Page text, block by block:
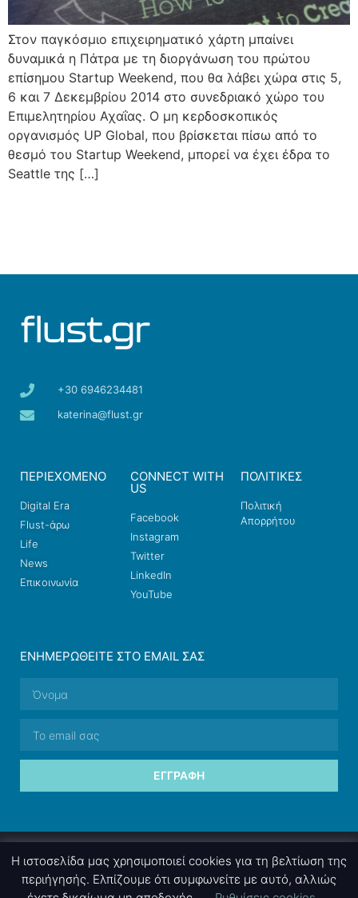
Στον παγκόσμιο επιχειρηματικό χάρτη μπαίνει
δυναμικά η Πάτρα με τη διοργάνωση του πρώτου
επίσημου Startup Weekend, που θα λάβει χώρα στις 5,
6 και 7 Δεκεμβρίου 2014 στο συνεδριακό χώρο του
Επιμελητηρίου Αχαΐας. Ο μη κερδοσκοπικός
οργανισμός UP Global, που βρίσκεται πίσω από το
θεσμό του Startup Weekend, μπορεί να έχει έδρα το
Seattle της […]
+30 6946234481
katerina@flust.gr
ΠΕΡΙΕΧΟΜΕΝΟ
Digital Era
Flust-άρω
Life
News
Επικοινωνία
CONNECT WITH
US
Facebook
Instagram
Twitter
LinkedIn
YouTube
ΠΟΛΙΤΙΚΕΣ
Πολιτική
Απορρήτου
ΕΝΗΜΕΡΩΘΕΊΤΕ ΣΤΟ EMAIL ΣΑΣ
ΕΓΓΡΑΦΉ
Η ιστοσελίδα μας χρησιμοποιεί cookies για τη βελτίωση της
περιήγησής. Ελπίζουμε ότι συμφωνείτε με αυτό, αλλιώς